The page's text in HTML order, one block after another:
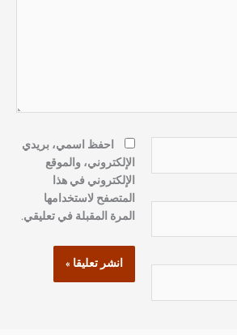
احفظ اسمي، بريدي
الإلكتروني، والموقع
الإلكتروني في هذا
المتصفح لاستخدامها
المرة المقبلة في تعليقي.